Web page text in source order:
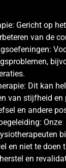
Gericht op
van de
Dit kan
van stijfheid en
en andere
Onze
en niet te doen
en